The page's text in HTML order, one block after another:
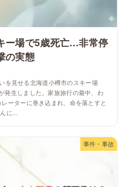
ー場で5歳死亡…非常停
の実態
を見せる北海道小樽市のスキー場
発生しました。家族旅行の最中、わ
ーターに巻き込まれ、命を落とすと
に...
事件・事故